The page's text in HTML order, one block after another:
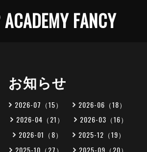
FANCY
お知らせ
2026-07（15）
2026-06（18）
2026-04（21）
2026-03（16）
2026-01（8）
2025-12（19）
2025-10（27）
2025-09（20）